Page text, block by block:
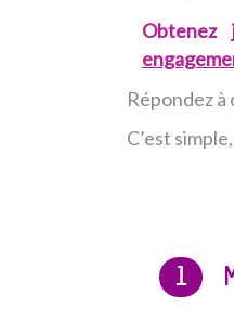
Obtenez
Répondez
C’est